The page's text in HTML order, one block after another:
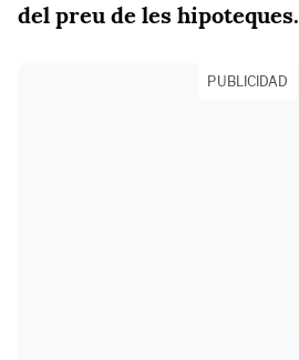
del preu de les hipoteques.
PUBLICIDAD